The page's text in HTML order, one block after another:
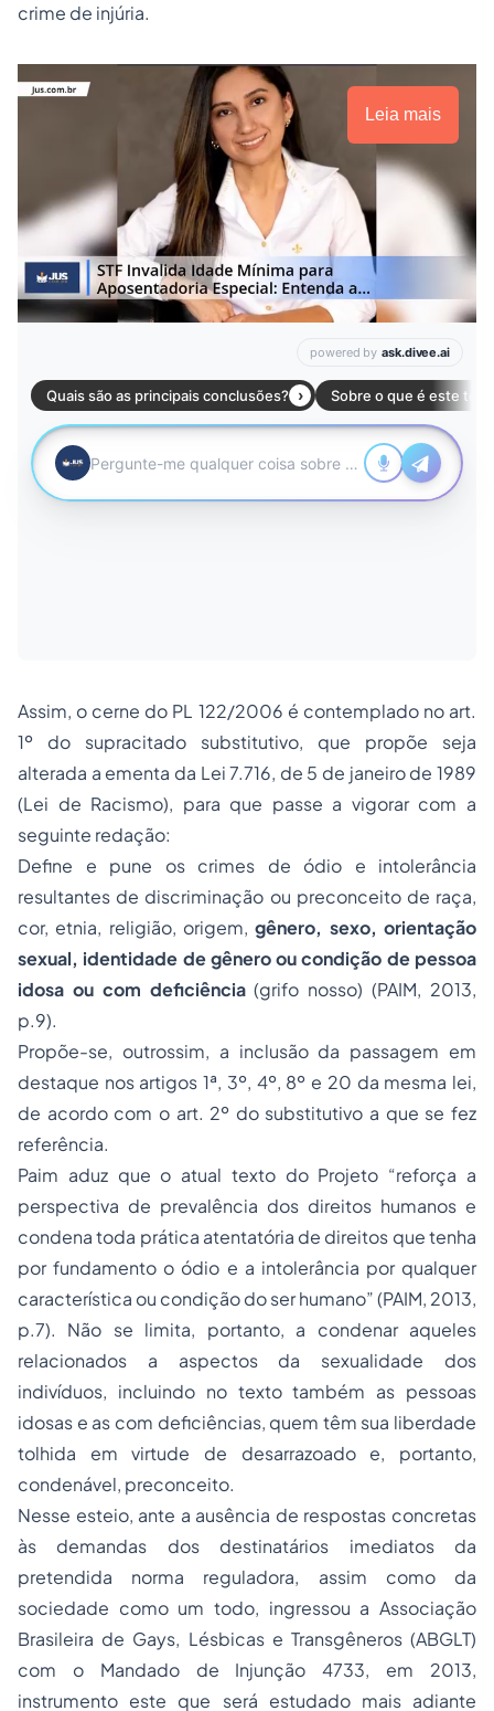
crime de injúria.
Leia mais
Assim, o cerne do PL 122/2006 é contemplado no art.
1º do supracitado substitutivo, que propõe seja
alterada a ementa da Lei 7.716, de 5 de janeiro de 1989
(Lei de Racismo), para que passe a vigorar com a
seguinte redação:
Define e pune os crimes de ódio e intolerância
resultantes de discriminação ou preconceito de raça,
cor, etnia, religião, origem,gênero, sexo, orientação
sexual, identidade de gênero ou condição de pessoa
idosa ou com deficiência(grifo nosso) (PAIM, 2013,
p.9).
Propõe-se, outrossim, a inclusão da passagem em
destaque nos artigos 1ª, 3º, 4º, 8º e 20 da mesma lei,
de acordo com o art. 2º do substitutivo a que se fez
referência.
Paim aduz que o atual texto do Projeto “reforça a
perspectiva de prevalência dos direitos humanos e
condena toda prática atentatória de direitos que tenha
por fundamento o ódio e a intolerância por qualquer
característica ou condição do ser humano” (PAIM, 2013,
p.7). Não se limita, portanto, a condenar aqueles
relacionados a aspectos da sexualidade dos
indivíduos, incluindo no texto também as pessoas
idosas e as com deficiências, quem têm sua liberdade
tolhida em virtude de desarrazoado e, portanto,
condenável, preconceito.
Nesse esteio, ante a ausência de respostas concretas
às demandas dos destinatários imediatos da
pretendida norma reguladora, assim como da
sociedade como um todo, ingressou a Associação
Brasileira de Gays, Lésbicas e Transgêneros (ABGLT)
com o Mandado de Injunção 4733, em 2013,
instrumento este que será estudado mais adiante